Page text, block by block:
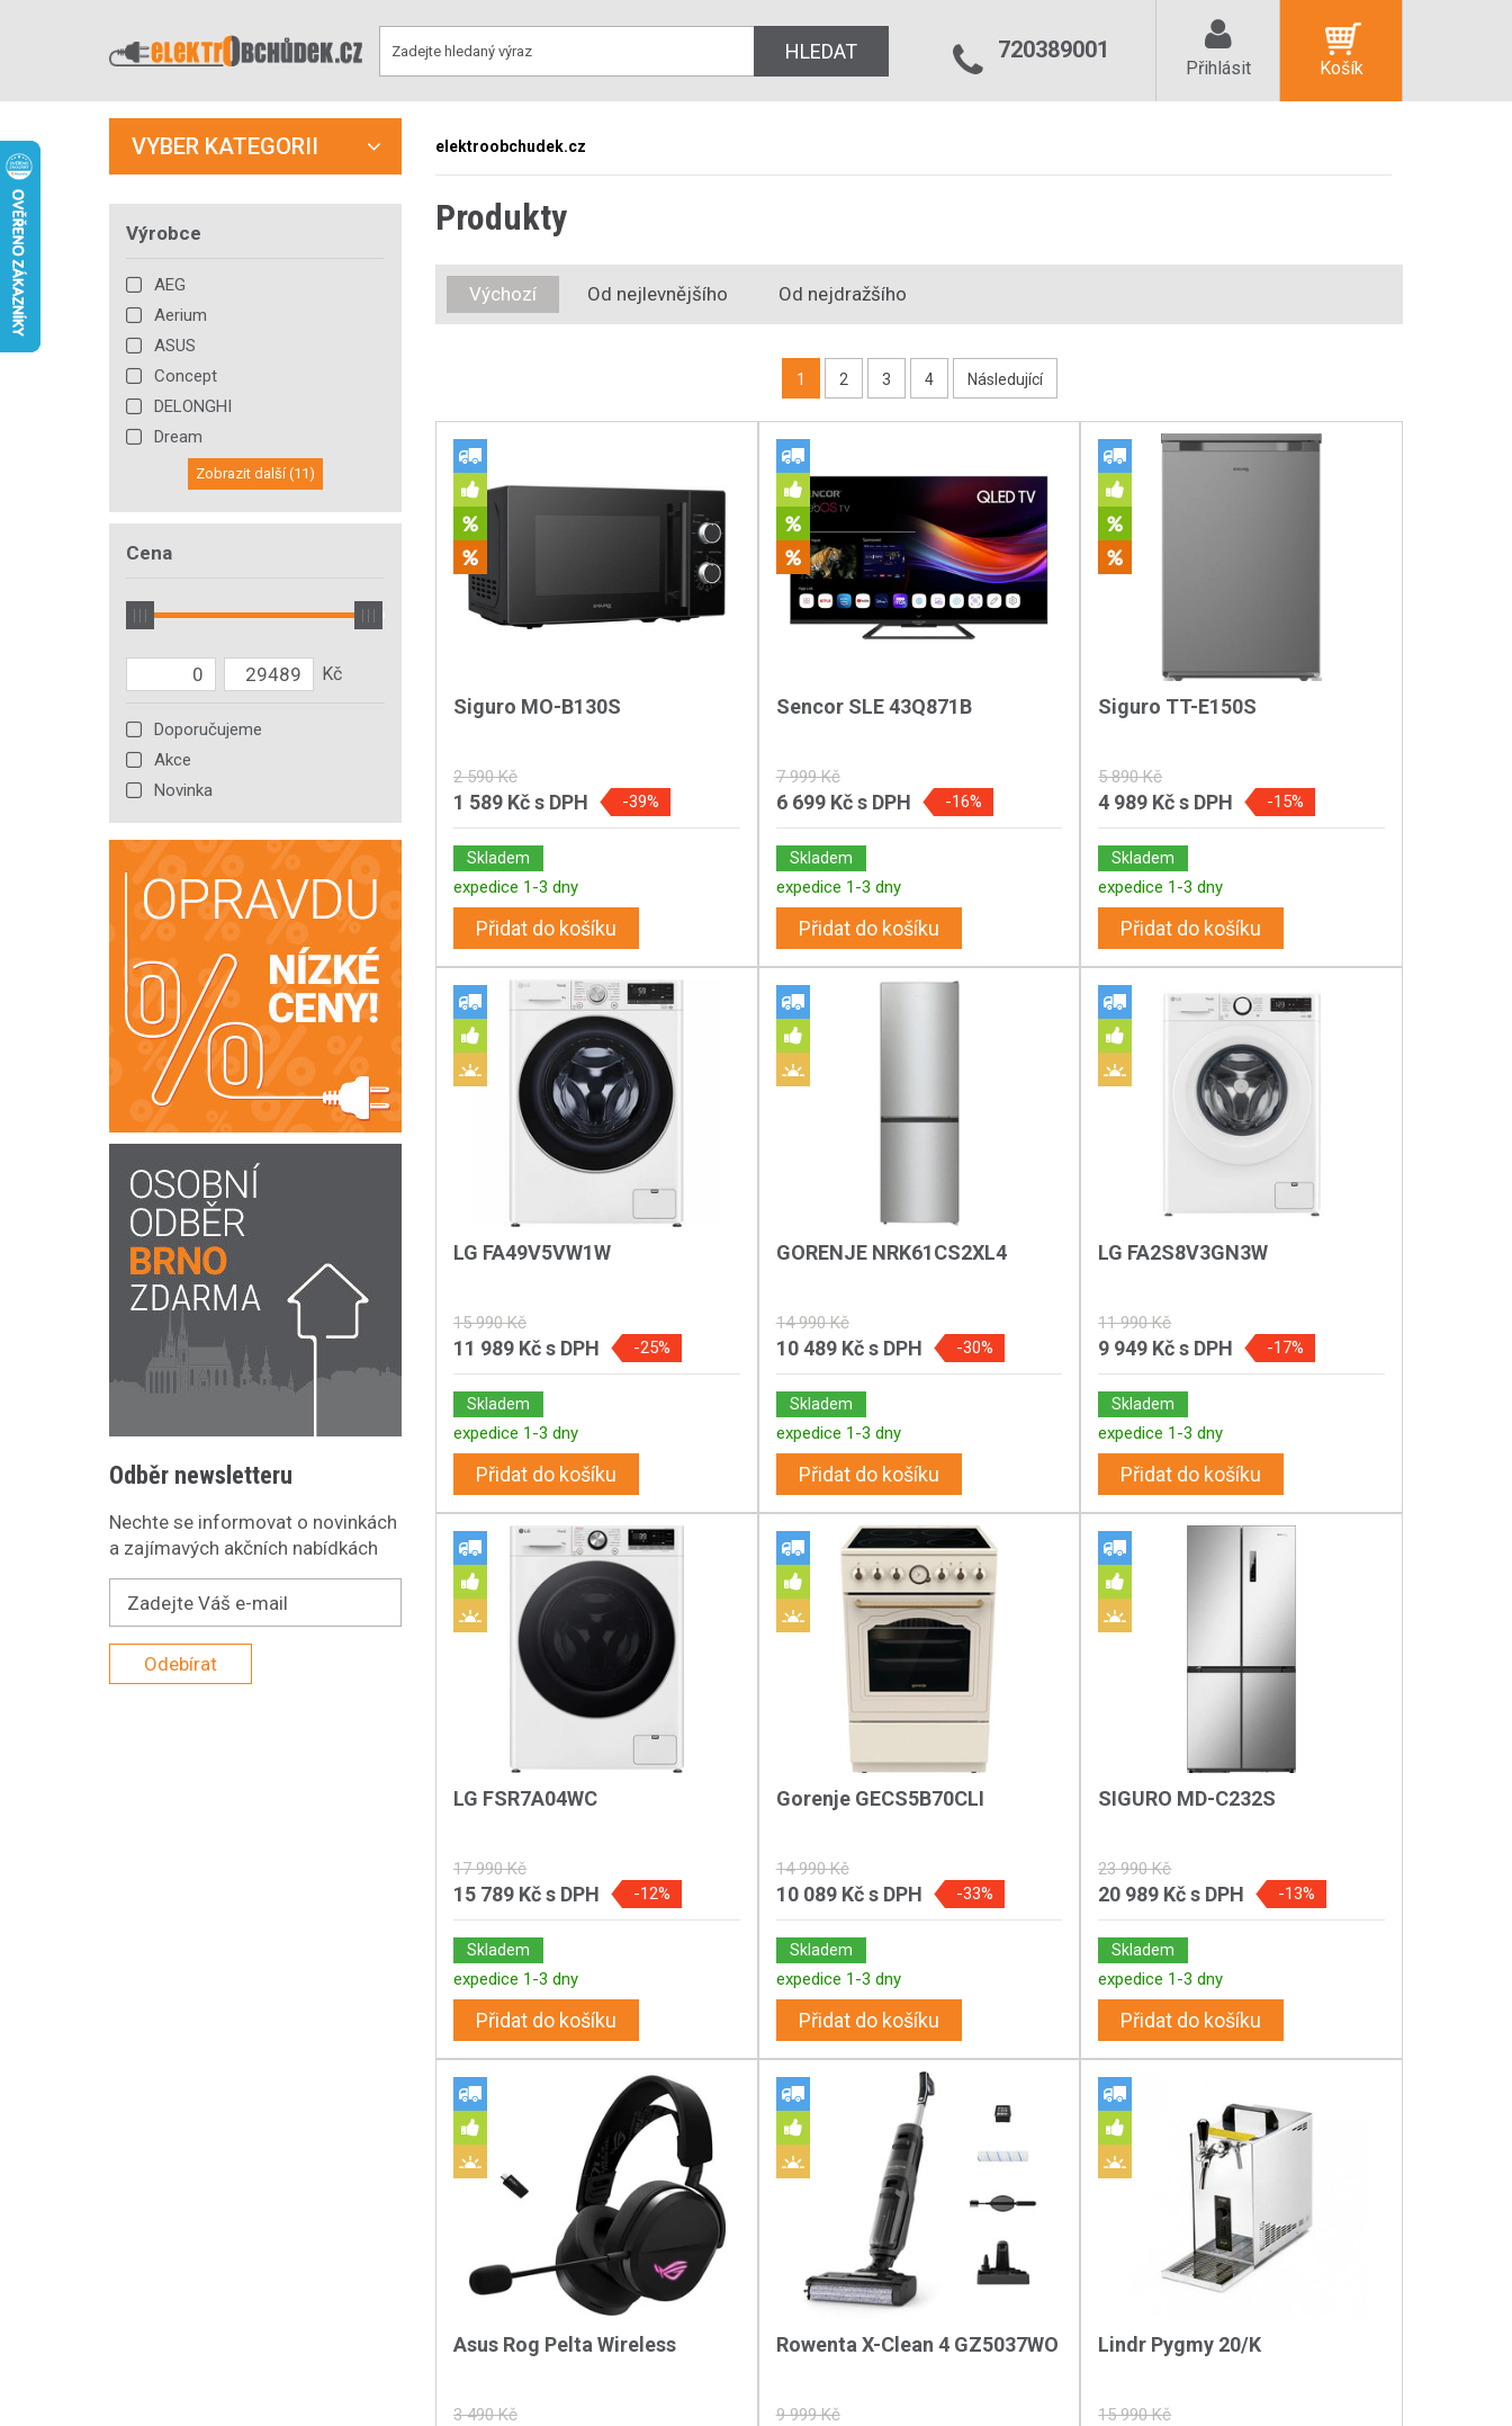
HLEDAT 720389001
Přihlásit Košík
VYBER KATEGORII elektroobchudek.cz
Výrobce
AEG
Aerium
ASUS
Concept
DELONGHI
Dream
Cena
Doporučujeme
Akce
Novinka
Odběr newsletteru
Nechte se informovat o novinkách
a zajímavých akčních nabídkách
Odebírat
Produkty
Výchozí Od nejlevnějšího Od nejdražšího
1 2 3 4 Následující
Siguro MO-B130S
2 590 Kč
1 589 Kčs DPH -39%
Skladem
expedice 1-3 dny
Přidat do košíku
Sencor SLE 43Q871B
7 999 Kč
6 699 Kčs DPH -16%
Skladem
expedice 1-3 dny
Přidat do košíku
Siguro TT-E150S
5 890 Kč
4 989 Kčs DPH -15%
Skladem
expedice 1-3 dny
Přidat do košíku
LG FA49V5VW1W
15 990 Kč
11 989 Kčs DPH -25%
Skladem
expedice 1-3 dny
Přidat do košíku
GORENJE NRK61CS2XL4
14 990 Kč
10 489 Kčs DPH -30%
Skladem
expedice 1-3 dny
Přidat do košíku
LG FA2S8V3GN3W
11 990 Kč
9 949 Kčs DPH -17%
Skladem
expedice 1-3 dny
Přidat do košíku
LG FSR7A04WC
17 990 Kč
15 789 Kčs DPH -12%
Skladem
expedice 1-3 dny
Přidat do košíku
Gorenje GECS5B70CLI
14 990 Kč
10 089 Kčs DPH -33%
Skladem
expedice 1-3 dny
Přidat do košíku
SIGURO MD-C232S
23 990 Kč
20 989 Kčs DPH -13%
Skladem
expedice 1-3 dny
Přidat do košíku
Asus Rog Pelta Wireless
3 490 Kč
Rowenta X-Clean 4 GZ5037WO
9 999 Kč
Lindr Pygmy 20/K
15 990 Kč